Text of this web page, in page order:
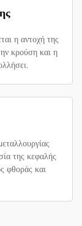
η αντοχή της
κρούση και η
της κεφαλής
φθοράς και